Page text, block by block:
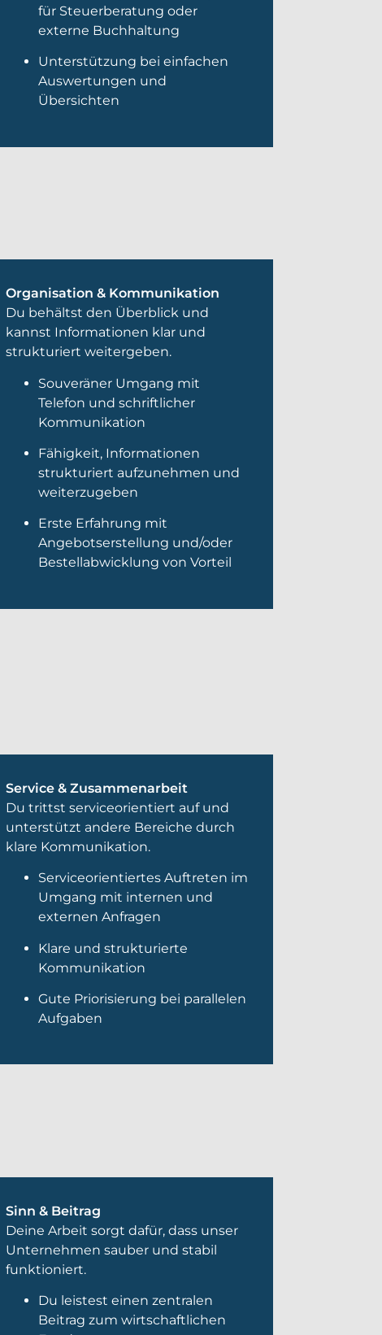
für Steuerberatung oder
externe Buchhaltung
Unterstützung bei einfachen
Auswertungen und
Übersichten
Organisation & Kommunikation
Du behältst den Überblick und
kannst Informationen klar und
strukturiert weitergeben.
Souveräner Umgang mit
Telefon und schriftlicher
Kommunikation
Fähigkeit, Informationen
strukturiert aufzunehmen und
weiterzugeben
Erste Erfahrung mit
Angebotserstellung und/oder
Bestellabwicklung von Vorteil
Service & Zusammenarbeit
Du trittst serviceorientiert auf und
unterstützt andere Bereiche durch
klare Kommunikation.
Serviceorientiertes Auftreten im
Umgang mit internen und
externen Anfragen
Klare und strukturierte
Kommunikation
Gute Priorisierung bei parallelen
Aufgaben
Sinn & Beitrag
Deine Arbeit sorgt dafür, dass unser
Unternehmen sauber und stabil
funktioniert.
Du leistest einen zentralen
Beitrag zum wirtschaftlichen